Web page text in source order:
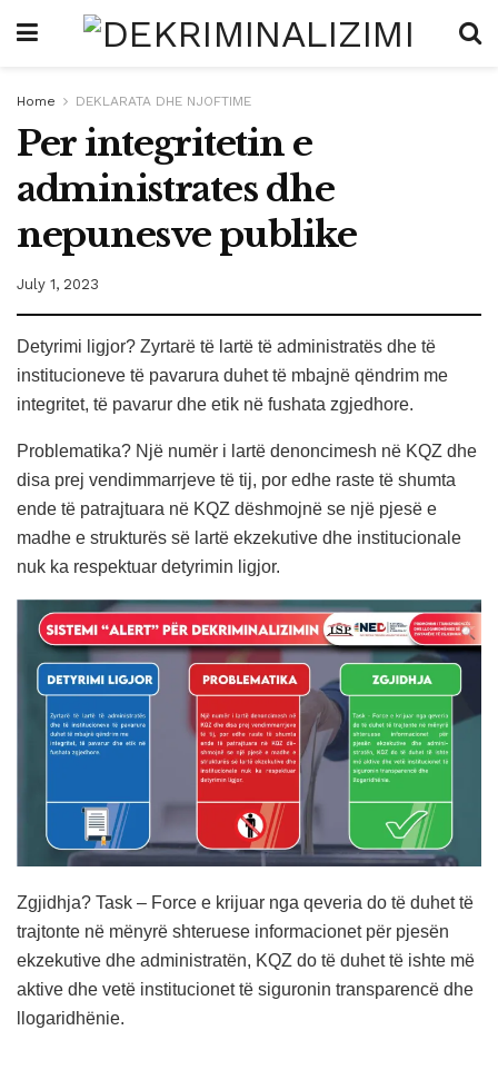
Home DEKLARATA DHE NJOFTIME
Per integritetin e
administrates dhe
nepunesve publike
July 1, 2023
Detyrimi ligjor? Zyrtarë të lartë të administratës dhe të
institucioneve të pavarura duhet të mbajnë qëndrim me
integritet, të pavarur dhe etik në fushata zgjedhore.
Problematika? Një numër i lartë denoncimesh në KQZ dhe
disa prej vendimmarrjeve të tij, por edhe raste të shumta
ende të patrajtuara në KQZ dëshmojnë se një pjesë e
madhe e strukturës së lartë ekzekutive dhe institucionale
nuk ka respektuar detyrimin ligjor.
Zgjidhja? Task – Force e krijuar nga qeveria do të duhet të
trajtonte në mënyrë shteruese informacionet për pjesën
ekzekutive dhe administratën, KQZ do të duhet të ishte më
aktive dhe vetë institucionet të siguronin transparencë dhe
llogaridhënie.